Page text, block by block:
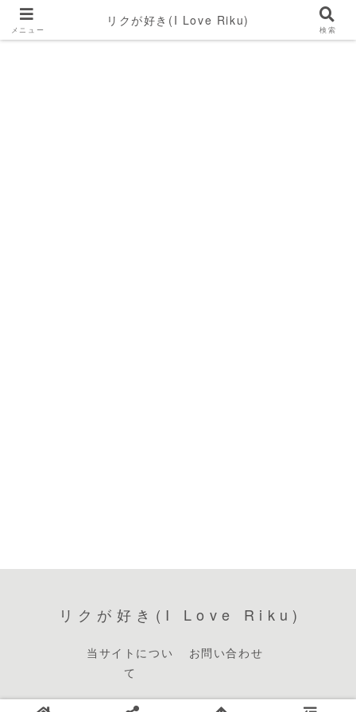
リクが好き(I Love Riku)
当サイトについ
て
お問い合わせ
メニュー
リクが好き(I Love Riku)
検索